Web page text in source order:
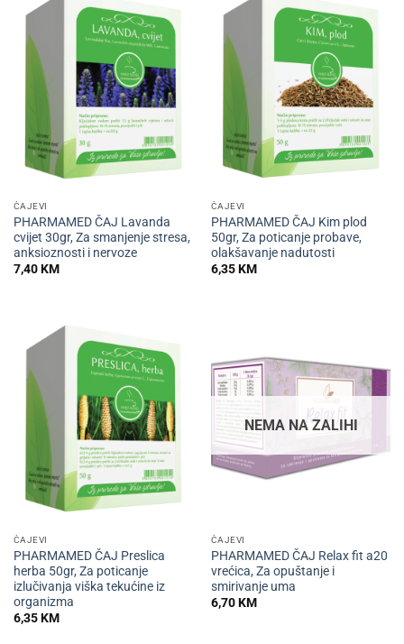
ČAJEVI
PHARMAMED ČAJ Lavanda
cvijet 30gr, Za smanjenje stresa,
anksioznosti i nervoze
7,40KM
ČAJEVI
PHARMAMED ČAJ Kim plod
50gr, Za poticanje probave,
olakšavanje nadutosti
6,35KM
ČAJEVI
PHARMAMED ČAJ Preslica
herba 50gr, Za poticanje
izlučivanja viška tekućine iz
organizma
6,35KM
NEMA NA ZALIHI
ČAJEVI
PHARMAMED ČAJ Relax fit a20
vrećica, Za opuštanje i
smirivanje uma
6,70KM